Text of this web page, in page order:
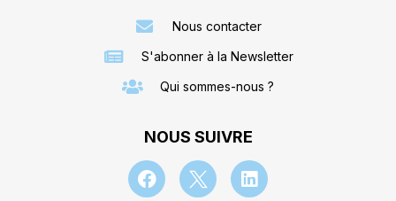
Nous contacter
S'abonner à la Newsletter
Qui sommes-nous ?
NOUS SUIVRE